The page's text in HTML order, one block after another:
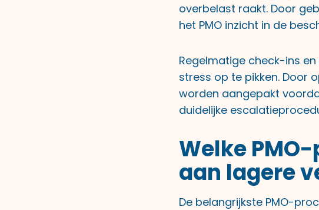
overbelast raakt. Door
het PMO inzicht in de
Regelmatige check-ins
stress op te pikken. Door
worden aangepakt
duidelijke
Welke
aan lagere
De belangrijkste PMO-